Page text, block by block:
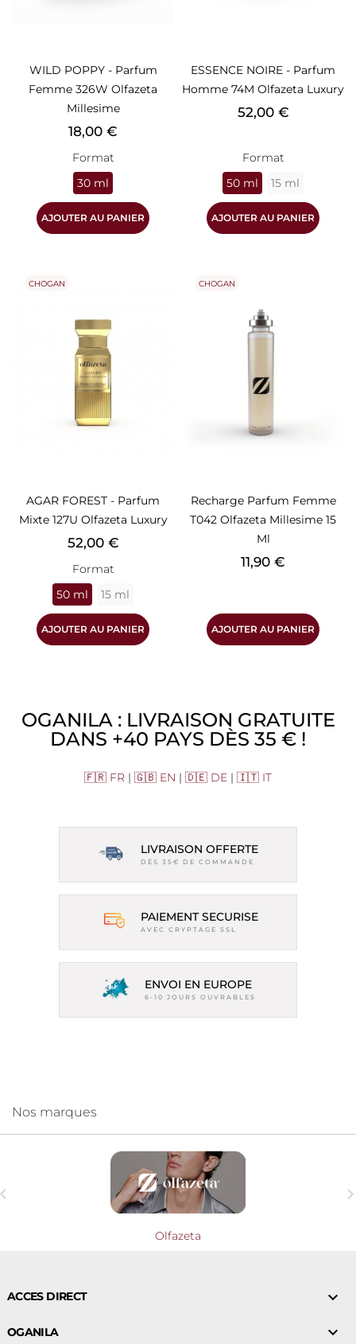
WILD POPPY - Parfum
Femme 326W Olfazeta
Millesime
Prix
18,00 €
Format
30 ml
AJOUTER AU PANIER
ESSENCE NOIRE - Parfum
Homme 74M Olfazeta Luxury
Prix
52,00 €
Format
50 ml
15 ml
AJOUTER AU PANIER
AGAR FOREST - Parfum
Mixte 127U Olfazeta Luxury
Prix
52,00 €
Format
50 ml
15 ml
AJOUTER AU PANIER
CHOGAN
Recharge Parfum Femme
T042 Olfazeta Millesime 15
Ml
Prix
11,90 €
AJOUTER AU PANIER
CHOGAN
OGANILA : LIVRAISON GRATUITE
DANS +40 PAYS DÈS 35 € !
🇫🇷 FR | 🇬🇧 EN | 🇩🇪 DE | 🇮🇹 IT
LIVRAISON OFFERTE
DÈS 35€ DE COMMANDE
PAIEMENT SECURISE
AVEC CRYPTAGE SSL
ENVOI EN EUROPE
6-10 JOURS OUVRABLES
Nos marques
Olfazeta
ACCES DIRECT 
OGANILA 